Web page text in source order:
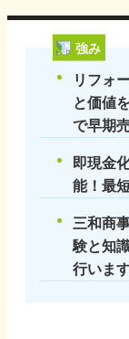
強み
リフォ
と価値
で早期
即現金
能！最
三和商
験と知
行います